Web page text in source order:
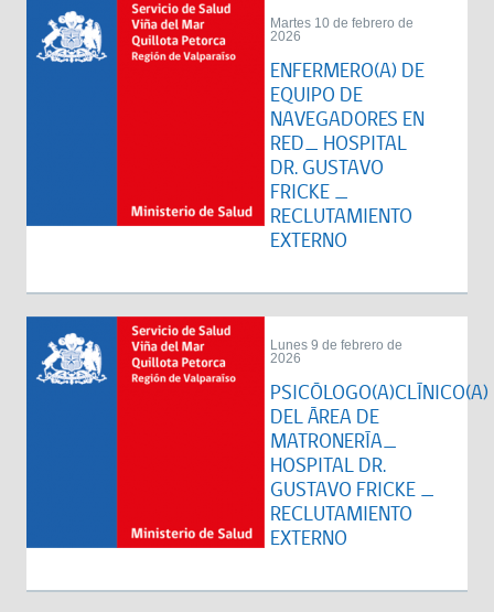
Martes 10 de febrero de
2026
ENFERMERO(A) DE
EQUIPO DE
NAVEGADORES EN
RED_ HOSPITAL
DR. GUSTAVO
FRICKE _
RECLUTAMIENTO
EXTERNO
Lunes 9 de febrero de
2026
PSICÓLOGO(A)CLÍNICO(A)
DEL ÁREA DE
MATRONERÍA_
HOSPITAL DR.
GUSTAVO FRICKE _
RECLUTAMIENTO
EXTERNO